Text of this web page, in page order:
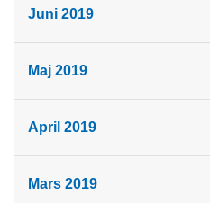
Juni 2019
Maj 2019
April 2019
Mars 2019